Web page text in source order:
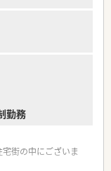
おり、自由な発想で
しの良さがありま
体制が整っており、
ーが構築されていま
勤務
街の中にございま